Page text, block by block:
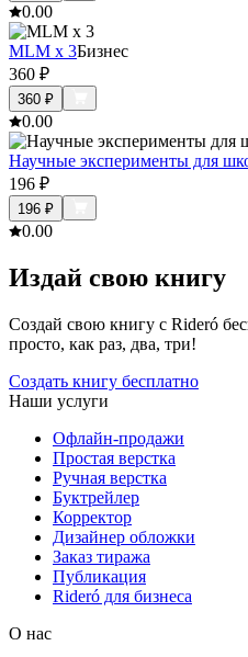
0.00
MLM x 3Бизнес
360 ₽
360 ₽
0.00
Научные эксперименты для
196 ₽
196 ₽
0.00
Издай свою книгу
Создай свою книгу с Rideró
просто, как раз, два, три!
Создать книгу бесплатно
Наши услуги
Офлайн-продажи
Простая верстка
Ручная верстка
Буктрейлер
Корректор
Дизайнер обложки
Заказ тиража
Публикация
Rideró для бизнеса
О нас